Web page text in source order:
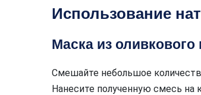
Использование
Маска из
Смешайте небольшое
Нанесите полученную смесь на